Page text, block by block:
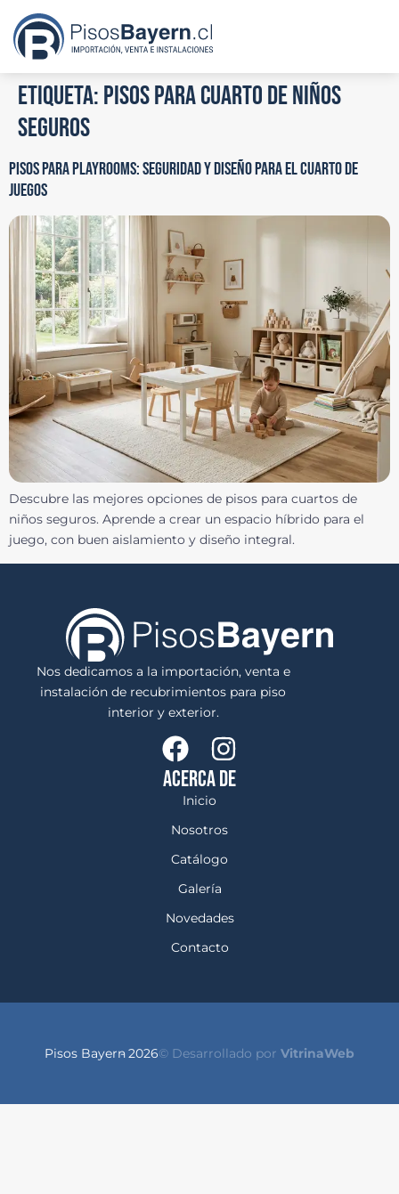
Etiqueta:pisos para cuarto de niños
seguros
PISOS PARA PLAYROOMS: SEGURIDAD Y DISEÑO PARA EL CUARTO DE
JUEGOS
Descubre las mejores opciones de pisos para cuartos de
niños seguros. Aprende a crear un espacio híbrido para el
juego, con buen aislamiento y diseño integral.
Nos dedicamos a la importación, venta e
instalación de recubrimientos para piso
interior y exterior.
ACERCA DE
Inicio
Nosotros
Catálogo
Galería
Novedades
Contacto
Pisos Bayern- 2026© Desarrollado por VitrinaWeb